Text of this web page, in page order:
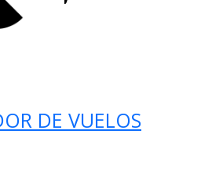
DE VUELOS